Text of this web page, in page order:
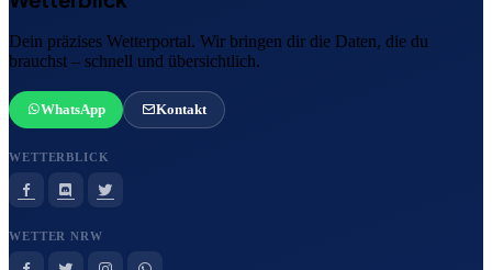
Dein präzises Wetterportal. Wir bringen dir die Daten, die du
brauchst – schnell und übersichtlich.
WhatsApp Kontakt
WETTERBLICK
WETTER NRW